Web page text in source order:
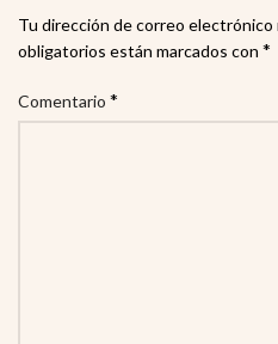
Tu dirección de correo electrónico
obligatorios están marcados con *
Comentario *